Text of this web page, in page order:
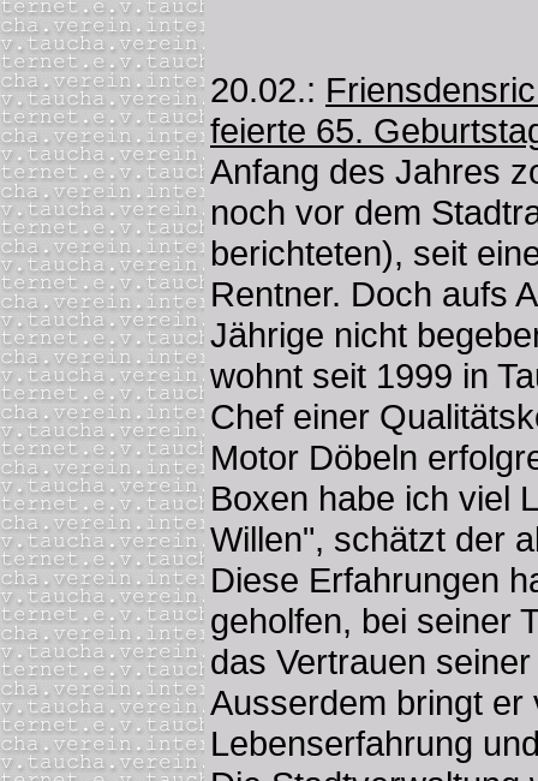
20.02.:
feierte 65.
Anfang des Jahres
noch vor dem
berichteten), seit
Rentner. Doch aufs
Jährige nicht
wohnt seit 1999 in
Chef einer
Motor Döbeln
Boxen habe ich viel
Willen", schätzt der
Diese Erfahrungen
geholfen, bei seiner
das Vertrauen
Ausserdem bringt er
Lebenserfahrung